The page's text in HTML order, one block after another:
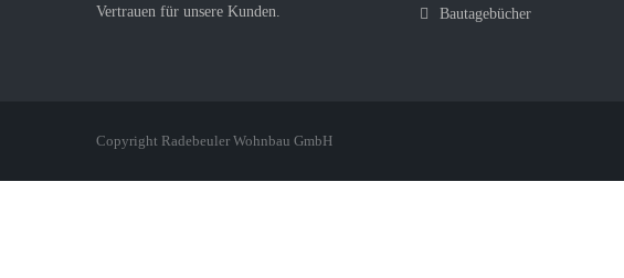
Vertrauen für unsere Kunden.
Bautagebücher
Copyright Radebeuler Wohnbau GmbH